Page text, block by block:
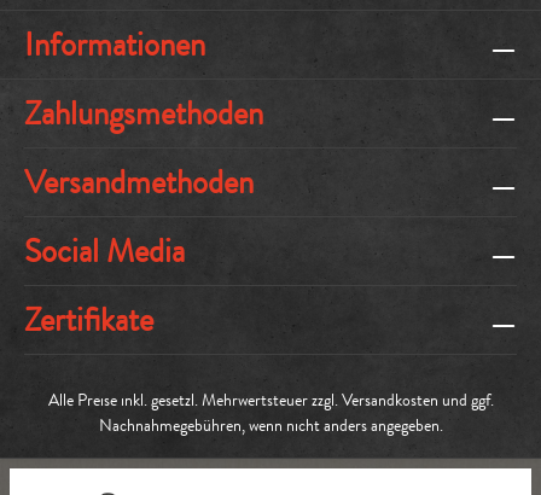
Informationen
Zahlungsmethoden
Versandmethoden
Social Media
Zertifikate
Alle Preise inkl. gesetzl. Mehrwertsteuer zzgl.Versandkosten und ggf.
Nachnahmegebühren, wenn nicht anders angegeben.